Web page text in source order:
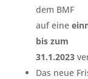
dem BMF
auf eine
bis zum
31.1.2023
Das neue